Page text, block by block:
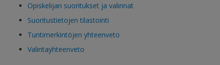
Opiskelijan suoritukset ja valinnat
Suoritustietojen tilastointi
Tuntimerkintöjen yhteenveto
Valintayhteenveto